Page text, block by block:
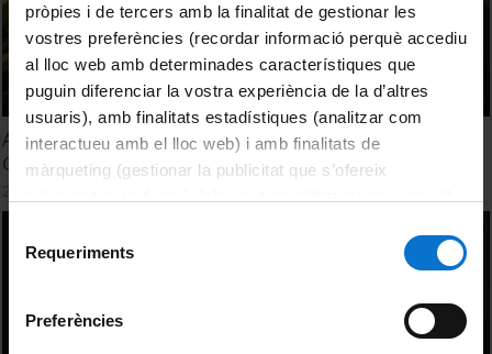
pròpies i de tercers amb la finalitat de gestionar les
vostres preferències (recordar informació perquè accediu
al lloc web amb determinades característiques que
puguin diferenciar la vostra experiència de la d’altres
usuaris), amb finalitats estadístiques (analitzar com
interactueu amb el lloc web) i amb finalitats de
màrqueting (gestionar la publicitat que s’ofereix
consultar laPolítica de galetes del lloc web de la
Requeriments
Preferències
Acte de presentació del piano de cua Collard&Collard Late
Clementi